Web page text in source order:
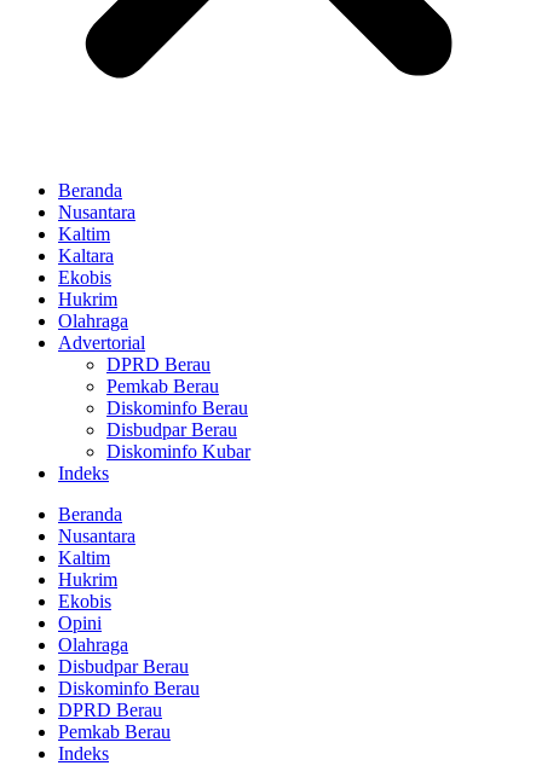
Beranda
Nusantara
Kaltim
Kaltara
Ekobis
Hukrim
Olahraga
Advertorial
DPRD Berau
Pemkab Berau
Diskominfo Berau
Disbudpar Berau
Diskominfo Kubar
Indeks
Beranda
Nusantara
Kaltim
Hukrim
Ekobis
Opini
Olahraga
Disbudpar Berau
Diskominfo Berau
DPRD Berau
Pemkab Berau
Indeks